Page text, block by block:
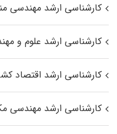
کارشناسی ارشد مهندسی
کارشناسی ارشد علوم و
کارشناسی ارشد اقتصاد
کارشناسی ارشد مهندسی